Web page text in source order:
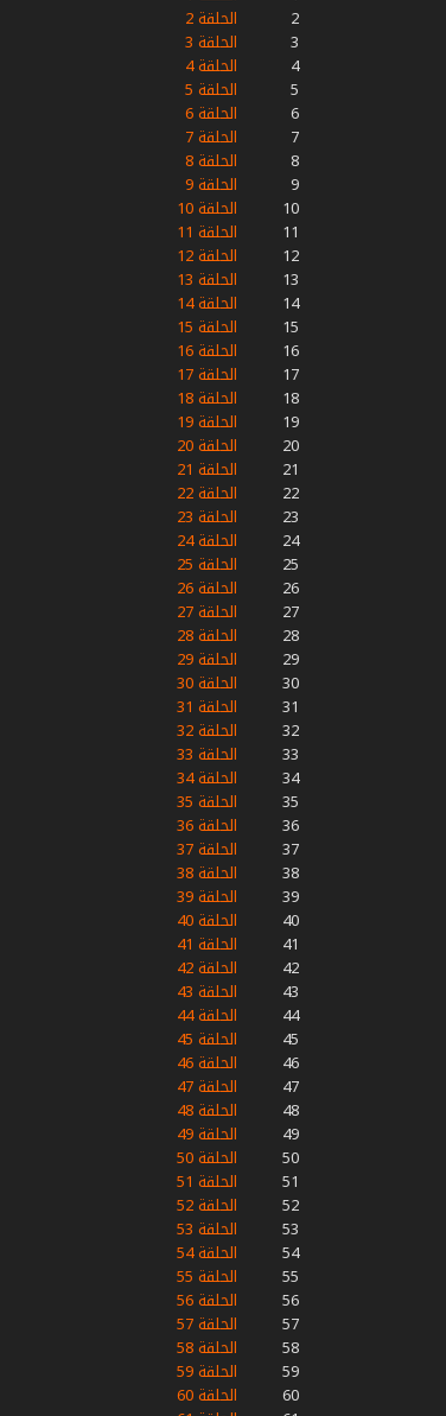
2
الحلقة 2
3
الحلقة 3
4
الحلقة 4
5
الحلقة 5
6
الحلقة 6
7
الحلقة 7
8
الحلقة 8
9
الحلقة 9
10
الحلقة 10
11
الحلقة 11
12
الحلقة 12
13
الحلقة 13
14
الحلقة 14
15
الحلقة 15
16
الحلقة 16
17
الحلقة 17
18
الحلقة 18
19
الحلقة 19
20
الحلقة 20
21
الحلقة 21
22
الحلقة 22
23
الحلقة 23
24
الحلقة 24
25
الحلقة 25
26
الحلقة 26
27
الحلقة 27
28
الحلقة 28
29
الحلقة 29
30
الحلقة 30
31
الحلقة 31
32
الحلقة 32
33
الحلقة 33
34
الحلقة 34
35
الحلقة 35
36
الحلقة 36
37
الحلقة 37
38
الحلقة 38
39
الحلقة 39
40
الحلقة 40
41
الحلقة 41
42
الحلقة 42
43
الحلقة 43
44
الحلقة 44
45
الحلقة 45
46
الحلقة 46
47
الحلقة 47
48
الحلقة 48
49
الحلقة 49
50
الحلقة 50
51
الحلقة 51
52
الحلقة 52
53
الحلقة 53
54
الحلقة 54
55
الحلقة 55
56
الحلقة 56
57
الحلقة 57
58
الحلقة 58
59
الحلقة 59
60
الحلقة 60